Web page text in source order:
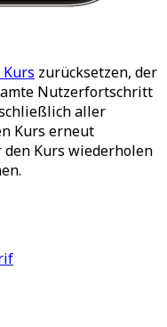
zurücksetzen, der
Nutzerfortschritt
aller
Kurs erneut
Kurs wiederholen